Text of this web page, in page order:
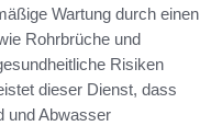
Wartung durch einen
Rohrbrüche und
Risiken
dieser Dienst, dass
und Abwasser